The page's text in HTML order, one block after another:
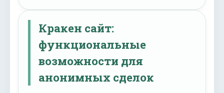
Кракен сайт:
функциональные
возможности для
анонимных сделок